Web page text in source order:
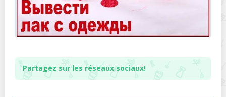
Partagez sur les réseaux sociaux!